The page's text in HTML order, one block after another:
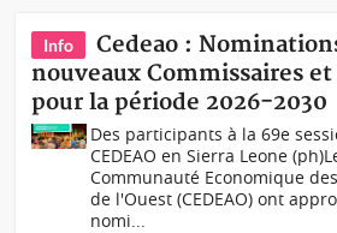
Info
Cedeao :
nouveaux Commissaires
pour la période 2026-2030
Des participants à la 69e
CEDEAO en Sierra Leone
Communauté Economique
de l'Ouest (CEDEAO) ont
nomi...